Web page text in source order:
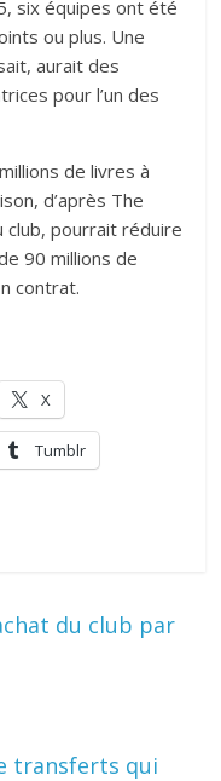
six équipes ont été
ou plus. Une
aurait des
pour l’un des
de livres à
d’après The
club, pourrait réduire
90 millions de
contrat.
X
Tumblr
du club par
transferts qui